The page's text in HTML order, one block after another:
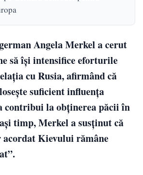
Angela Merkel a cerut
să își intensifice eforturile
cu Rusia, afirmând că
suficient influența
contribui la obținerea păcii în
timp, Merkel a susținut că
Kievului rămâne